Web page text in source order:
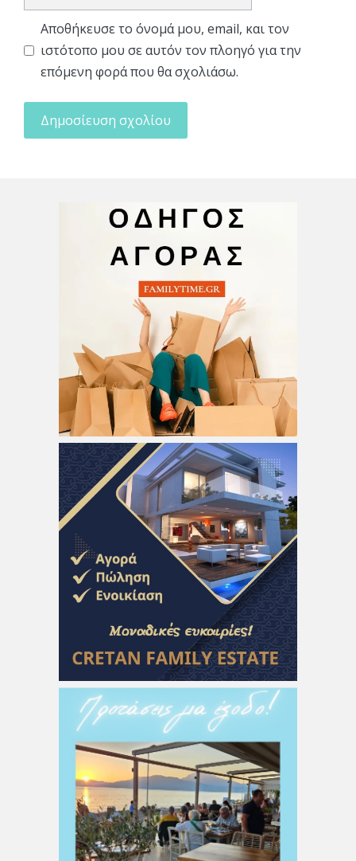
Αποθήκευσε το όνομά μου, email, και τον
ιστότοπο μου σε αυτόν τον πλοηγό για την
επόμενη φορά που θα σχολιάσω.